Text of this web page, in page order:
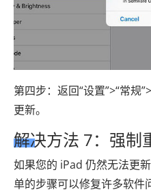
第四步：返回“设置”>“常规
更新。
解决方法 7：强制
如果您的 iPad 仍然无法更
单的步骤可以修复许多软件